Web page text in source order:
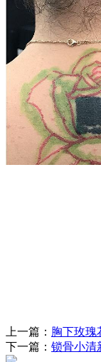
上一篇： 胸下玫瑰
下一篇： 锁骨小清